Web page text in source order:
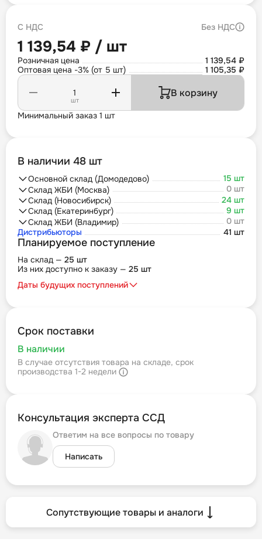
С НДС Без НДС
1 139,54 ₽ / шт
Розничная цена
1 139,54 ₽
Оптовая цена -3% (от 5 шт)
1 105,35 ₽
шт
В корзину
Минимальный заказ 1 шт
В наличии 48 шт
Основной склад (Домодедово)
15 шт
Склад ЖБИ (Москва)
0 шт
Склад (Новосибирск)
24 шт
Склад (Екатеринбург)
9 шт
Склад ЖБИ (Владимир)
0 шт
Дистрибьюторы
41 шт
Планируемое поступление
На склад — 25 шт
Из них доступно к заказу — 25 шт
Даты будущих поступлений
Срок поставки
В наличии
В случае отсутствия товара на складе, срок
производства 1-2 недели
Консультация эксперта ССД
Ответим на все вопросы по товару
Написать
Сопутствующие товары и аналоги